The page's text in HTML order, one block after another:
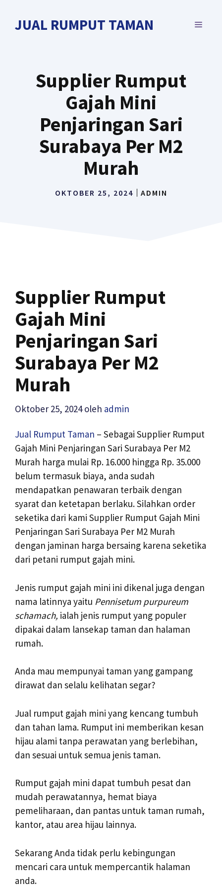
JUAL RUMPUT TAMAN MENU
Supplier Rumput
Gajah Mini
Penjaringan Sari
Surabaya Per M2
Murah
OKTOBER 25, 2024 ADMIN
Supplier Rumput
Gajah Mini
Penjaringan Sari
Surabaya Per M2
Murah
Oktober 25, 2024 oleh admin
Jual Rumput Taman – Sebagai Supplier Rumput
Gajah Mini Penjaringan Sari Surabaya Per M2
Murah harga mulai Rp. 16.000 hingga Rp. 35.000
belum termasuk biaya, anda sudah
mendapatkan penawaran terbaik dengan
syarat dan ketetapan berlaku. Silahkan order
seketika dari kami Supplier Rumput Gajah Mini
Penjaringan Sari Surabaya Per M2 Murah
dengan jaminan harga bersaing karena seketika
dari petani rumput gajah mini.
Jenis rumput gajah mini ini dikenal juga dengan
nama latinnya yaitu Pennisetum purpureum
schamach, ialah jenis rumput yang populer
dipakai dalam lansekap taman dan halaman
rumah.
Anda mau mempunyai taman yang gampang
dirawat dan selalu kelihatan segar?
Jual rumput gajah mini yang kencang tumbuh
dan tahan lama. Rumput ini memberikan kesan
hijau alami tanpa perawatan yang berlebihan,
dan sesuai untuk semua jenis taman.
Rumput gajah mini dapat tumbuh pesat dan
mudah perawatannya, hemat biaya
pemeliharaan, dan pantas untuk taman rumah,
kantor, atau area hijau lainnya.
Sekarang Anda tidak perlu kebingungan
mencari cara untuk mempercantik halaman
anda.